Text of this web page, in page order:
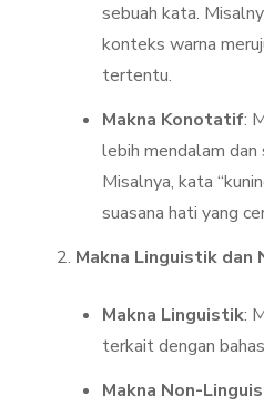
sebuah kata.
konteks warna
tertentu.
Makna Konotatif:
lebih mendalam
Misalnya, kata
suasana hati yang
Makna Linguistik dan
Makna Linguistik:
terkait dengan
Makna Non-